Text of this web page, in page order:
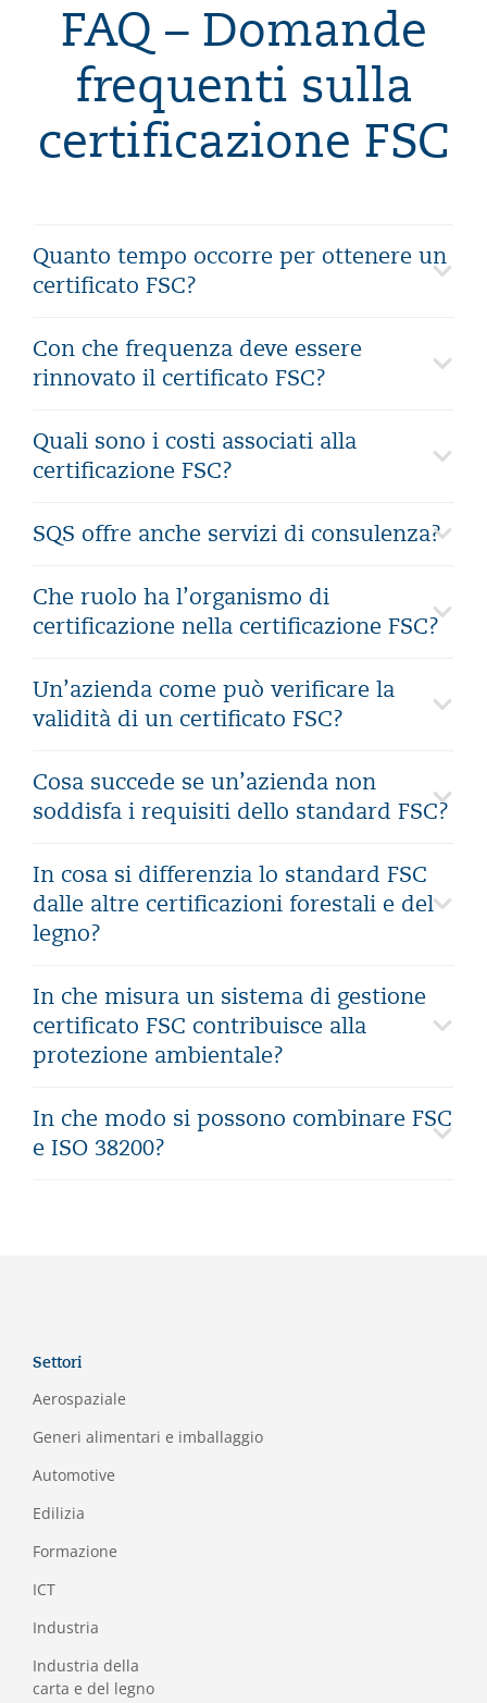
FAQ – Domande
frequenti sulla
certificazione FSC
Quanto tempo occorre per ottenere un
certificato FSC?
Con che frequenza deve essere
rinnovato il certificato FSC?
Quali sono i costi associati alla
certificazione FSC?
SQS offre anche servizi di consulenza?
Che ruolo ha l’organismo di
certificazione nella certificazione FSC?
Un’azienda come può verificare la
validità di un certificato FSC?
Cosa succede se un’azienda non
soddisfa i requisiti dello standard FSC?
In cosa si differenzia lo standard FSC
dalle altre certificazioni forestali e del
legno?
In che misura un sistema di gestione
certificato FSC contribuisce alla
protezione ambientale?
In che modo si possono combinare FSC
e ISO 38200?
Settori
Aerospaziale
Generi alimentari e imballaggio
Automotive
Edilizia
Formazione
ICT
Industria
Industria della
carta e del legno